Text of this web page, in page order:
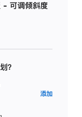
可调倾斜度
？
添加